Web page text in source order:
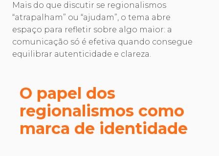
Mais do que discutir se regionalismos
“atrapalham” ou “ajudam”, o tema abre
espaço para refletir sobre algo maior: a
comunicação só é efetiva quando consegue
equilibrar autenticidade e clareza.
O papel dos
regionalismos como
marca de identidade